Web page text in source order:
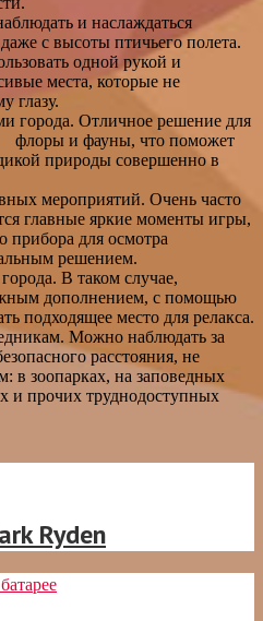
и наслаждаться
с высоты птичьего полета.
одной рукой и
места, которые не
глазу.
города. Отличное решение для
и фауны, что поможет
природы совершенно в
мероприятий. Очень часто
главные яркие моменты игры,
прибора для осмотра
решением.
В таком случае,
дополнением, с помощью
подходящее место для релакса.
Можно наблюдать за
расстояния, не
в зоопарках, на заповедных
и прочих труднодоступных
Ryden